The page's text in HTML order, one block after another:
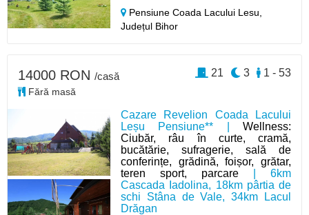
Pensiune Coada Lacului Lesu,
Județul Bihor
Cazare Revelion Coada Lacului
Leșu Pensiune** | Wellness:
Ciubăr, râu în curte, cramă,
bucătărie, sufragerie, sală de
conferințe, grădină, foișor, grătar,
teren sport, parcare | 6km
Cascada Iadolina, 18km pârtia de
schi Stâna de Vale, 34km Lacul
Drăgan
14000 RON /casă
Fără masă
1 - 53
3
21